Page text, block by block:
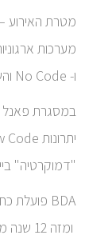
מטרת האירוע
ו- No Code והשפעתם על תהליכי יישום והטמעה.
במסגרת פאנל
"דמוקרטיה"